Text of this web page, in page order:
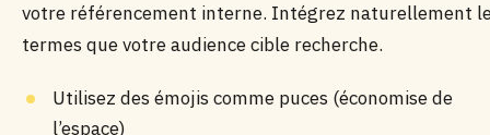
votre référencement interne. Intégrez naturellement
termes que votre audience cible recherche.
Utilisez des émojis comme puces (économise de
l’espace)